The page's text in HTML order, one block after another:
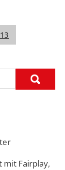
13
mit Fairplay,